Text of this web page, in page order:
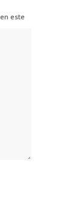
este